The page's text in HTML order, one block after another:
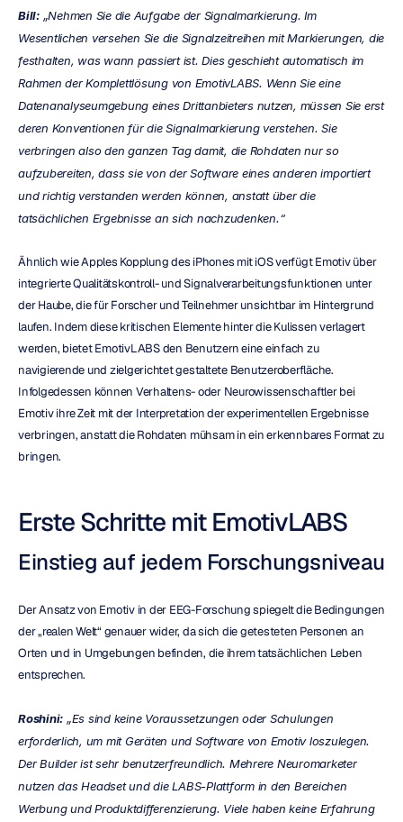
Bill: „Nehmen Sie die Aufgabe der Signalmarkierung. Im
Wesentlichen versehen Sie die Signalzeitreihen mit Markierungen, die
festhalten, was wann passiert ist. Dies geschieht automatisch im
Rahmen der Komplettlösung von EmotivLABS. Wenn Sie eine
Datenanalyseumgebung eines Drittanbieters nutzen, müssen Sie erst
deren Konventionen für die Signalmarkierung verstehen. Sie
verbringen also den ganzen Tag damit, die Rohdaten nur so
aufzubereiten, dass sie von der Software eines anderen importiert
und richtig verstanden werden können, anstatt über die
tatsächlichen Ergebnisse an sich nachzudenken.“
Ähnlich wie Apples Kopplung des iPhones mit iOS verfügt Emotiv über
integrierte Qualitätskontroll- und Signalverarbeitungsfunktionen unter
der Haube, die für Forscher und Teilnehmer unsichtbar im Hintergrund
laufen. Indem diese kritischen Elemente hinter die Kulissen verlagert
werden, bietet EmotivLABS den Benutzern eine einfach zu
navigierende und zielgerichtet gestaltete Benutzeroberfläche.
Infolgedessen können Verhaltens- oder Neurowissenschaftler bei
Emotiv ihre Zeit mit der Interpretation der experimentellen Ergebnisse
verbringen, anstatt die Rohdaten mühsam in ein erkennbares Format zu
bringen.
Erste Schritte mit EmotivLABS
Einstieg auf jedem Forschungsniveau
Der Ansatz von Emotiv in der EEG-Forschung spiegelt die Bedingungen
der „realen Welt“ genauer wider, da sich die getesteten Personen an
Orten und in Umgebungen befinden, die ihrem tatsächlichen Leben
entsprechen.
Roshini: „Es sind keine Voraussetzungen oder Schulungen
erforderlich, um mit Geräten und Software von Emotiv loszulegen.
Der Builder ist sehr benutzerfreundlich. Mehrere Neuromarketer
nutzen das Headset und die LABS-Plattform in den Bereichen
Werbung und Produktdifferenzierung. Viele haben keine Erfahrung